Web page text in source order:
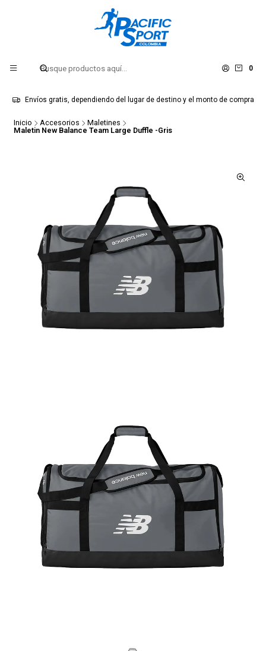
0
Envíos gratis, dependiendo del lugar de destino y el monto de compra
Inicio Accesorios
Maletines
Maletin New Balance Team Large Duffle -Gris